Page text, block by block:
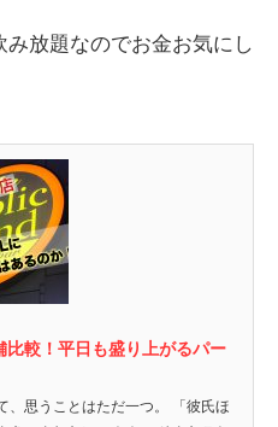
放題なのでお金お気にし
較！平日も盛り上がるパー
、思うことはただ一つ。 「彼氏ほ